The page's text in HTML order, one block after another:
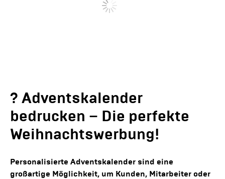
? Adventskalender
bedrucken – Die perfekte
Weihnachtswerbung!
Personalisierte Adventskalender sind eine
großartige Möglichkeit, um Kunden, Mitarbeiter oder